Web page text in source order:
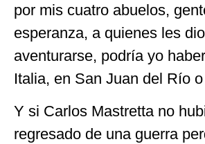
por mis cuatro abuelos,
esperanza, a quienes les
aventurarse, podría yo
Italia, en San Juan del Río
Y si Carlos Mastretta no
regresado de una guerra